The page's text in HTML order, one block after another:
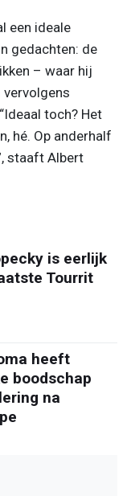
een ideale
gedachten: de
– waar hij
toch? Het
hé. Op anderhalf
staaft Albert
is eerlijk
Tourrit
heeft
boodschap
na